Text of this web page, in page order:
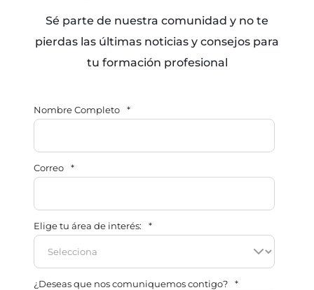
Sé parte de nuestra comunidad y no te
pierdas las últimas noticias y consejos para
tu formación profesional
Nombre Completo *
Correo *
Elige tu área de interés: *
¿Deseas que nos comuniquemos contigo? *